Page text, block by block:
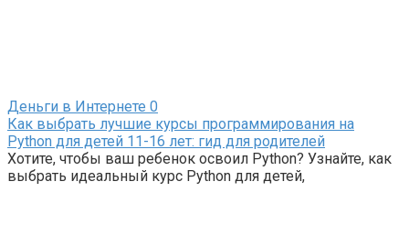
Деньги в Интернете 0
Как выбрать лучшие курсы программирования на
Python для детей 11-16 лет: гид для родителей
Хотите, чтобы ваш ребенок освоил Python? Узнайте, как
выбрать идеальный курс Python для детей,